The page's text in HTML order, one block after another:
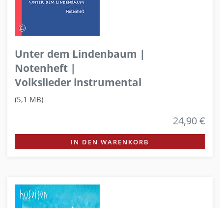
Unter dem Lindenbaum |
Notenheft |
Volkslieder instrumental
(5,1 MB)
24,90 €
IN DEN WARENKORB